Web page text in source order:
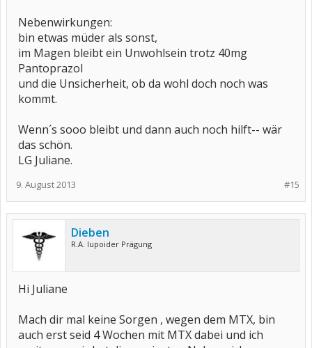
Nebenwirkungen:
bin etwas müder als sonst,
im Magen bleibt ein Unwohlsein trotz 40mg
Pantoprazol
und die Unsicherheit, ob da wohl doch noch was
kommt.
Wenn´s sooo bleibt und dann auch noch hilft-- wär
das schön.
LG Juliane.
#15
9. August 2013
Dieben
R.A. lupoider Prägung
Hi Juliane
Mach dir mal keine Sorgen , wegen dem MTX, bin
auch erst seid 4 Wochen mit MTX dabei und ich